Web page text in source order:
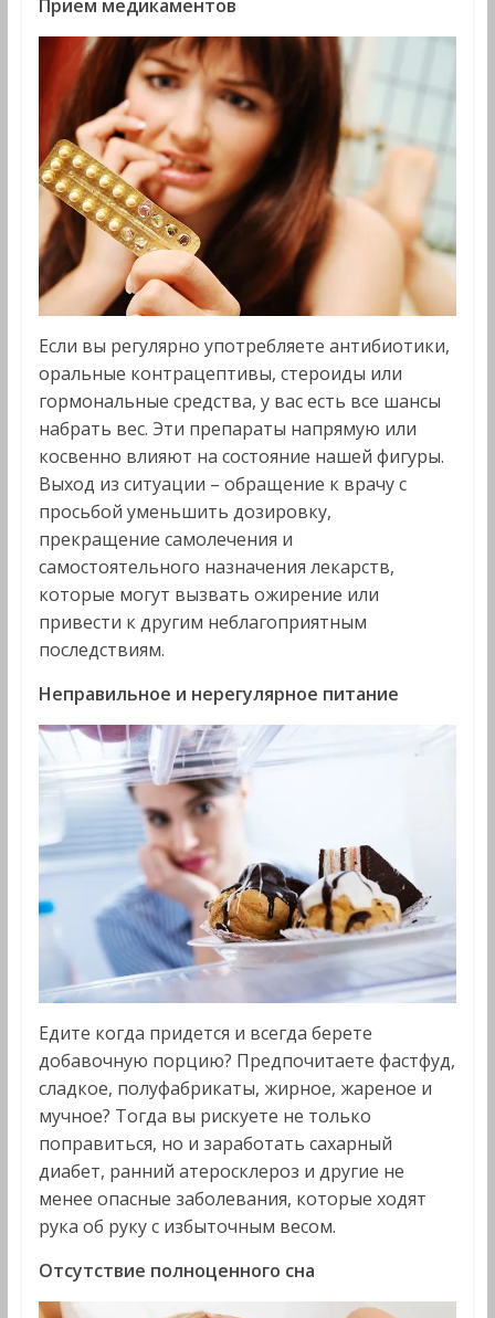
Прием медикаментов
Если вы регулярно употребляете антибиотики,
оральные контрацептивы, стероиды или
гормональные средства, у вас есть все шансы
набрать вес. Эти препараты напрямую или
косвенно влияют на состояние нашей фигуры.
Выход из ситуации – обращение к врачу с
просьбой уменьшить дозировку,
прекращение самолечения и
самостоятельного назначения лекарств,
которые могут вызвать ожирение или
привести к другим неблагоприятным
последствиям.
Неправильное и нерегулярное питание
Едите когда придется и всегда берете
добавочную порцию? Предпочитаете фастфуд,
сладкое, полуфабрикаты, жирное, жареное и
мучное? Тогда вы рискуете не только
поправиться, но и заработать сахарный
диабет, ранний атеросклероз и другие не
менее опасные заболевания, которые ходят
рука об руку с избыточным весом.
Отсутствие полноценного сна